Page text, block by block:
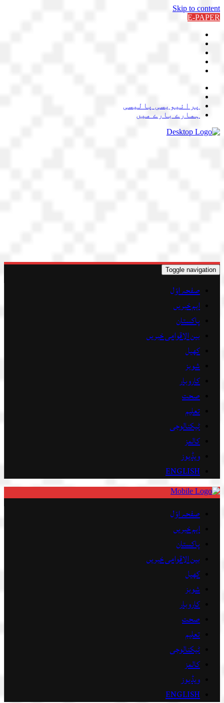
Skip to content
E-PAPER
پرائیویسی پالیسی
ہمارے بارے میں
Toggle navigation
صفحہ اوّل
اہم خبریں
پاکستان
بین الاقوامی خبریں
کھیل
شوبز
کاروبار
صحت
تعلیم
ٹیکنالوجی
کالمز
ویڈیوز
ENGLISH
صفحہ اوّل
اہم خبریں
پاکستان
بین الاقوامی خبریں
کھیل
شوبز
کاروبار
صحت
تعلیم
ٹیکنالوجی
کالمز
ویڈیوز
ENGLISH